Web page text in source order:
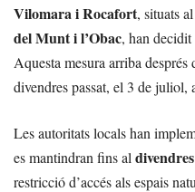
Vilomara i Rocafort, situats al
del Munt i l’Obac, han decidit
Aquesta mesura arriba
divendres passat, el 3 de juliol,
Les autoritats locals han
es mantindran fins al
restricció d’accés als espais